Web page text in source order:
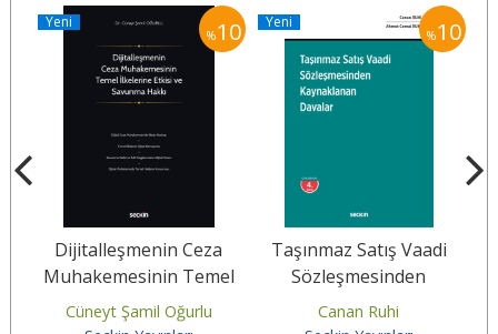
%10
Yeni
Dijitalleşmenin Ceza
Muhakemesinin Temel
İlkelerine Etkisi ve
Cüneyt Şamil Oğurlu
%10
Yeni
Taşınmaz Satış Vaadi
Sözleşmesinden
Kaynaklanan Davalar
Canan Ruhi